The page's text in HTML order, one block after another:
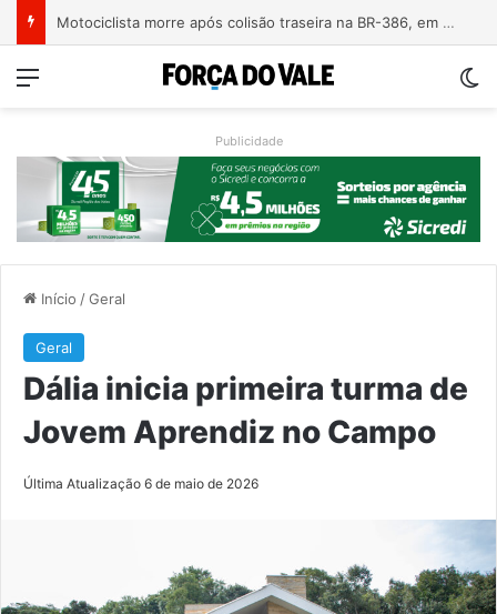
Motociclista morre após colisão traseira na BR-386, em Triunfo
Menu
Publicidade
Início /Geral
Geral
Dália inicia primeira turma de
Jovem Aprendiz no Campo
Última Atualização 6 de maio de 2026